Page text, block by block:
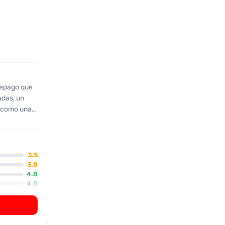
que
un
una
sensual
clientes la
a cada
sobre
3.5
3.0
4.0
4.0